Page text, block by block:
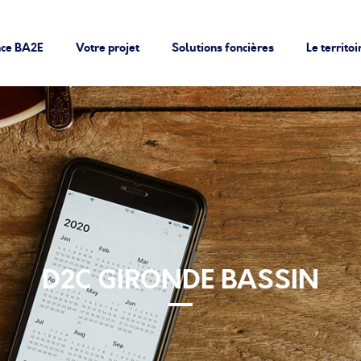
BA2E Votre projet Solutions foncières Le
D2C GIRONDE BASSIN